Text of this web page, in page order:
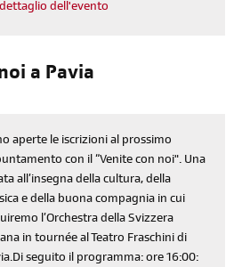
dettaglio dell'evento
a Pavia
aperte le iscrizioni al prossimo
con il “Venite con noi". Una
all’insegna della cultura, della
e della buona compagnia in cui
l’Orchestra della Svizzera
in tournée al Teatro Fraschini di
seguito il programma: ore 16:00: